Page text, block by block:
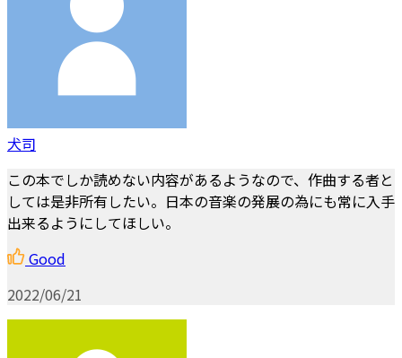
犬司
この本でしか読めない内容があるようなので、作曲する者と
しては是非所有したい。日本の音楽の発展の為にも常に入手
出来るようにしてほしい。
Good
2022/06/21